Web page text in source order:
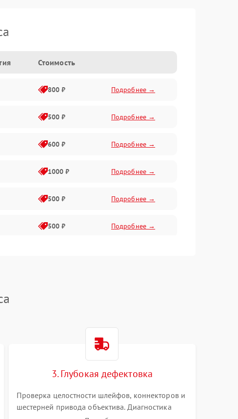
Стоимость
800 ₽ Подробнее →
500 ₽ Подробнее →
600 ₽ Подробнее →
1000 ₽ Подробнее →
500 ₽ Подробнее →
500 ₽ Подробнее →
3. Глубокая дефектовка
Проверка целостности шлейфов, коннекторов и
шестерней привода объектива. Диагностика